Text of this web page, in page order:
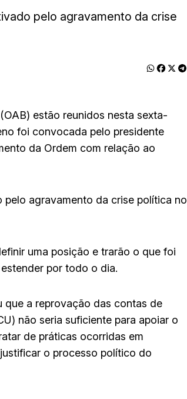
pelo agravamento da crise
estão reunidos nesta sexta-
foi convocada pelo presidente
da Ordem com relação ao
agravamento da crise política no
uma posição e trarão o que foi
por todo o dia.
que a reprovação das contas de
não seria suficiente para apoiar o
de práticas ocorridas em
o processo político do